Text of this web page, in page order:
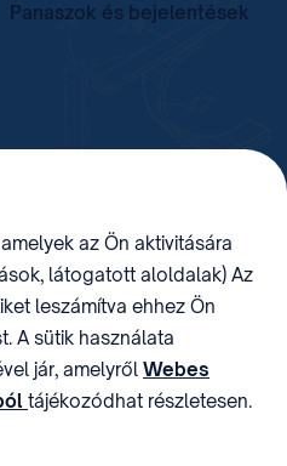
Panaszok és bejelentések
2-42
RÖVID NEVE
KRID:
az Ön aktivitására
látogatott aloldalak) Az
leszámítva ehhez Ön
A sütik használata
jár, amelyről Webes
tájékozódhat részletesen.